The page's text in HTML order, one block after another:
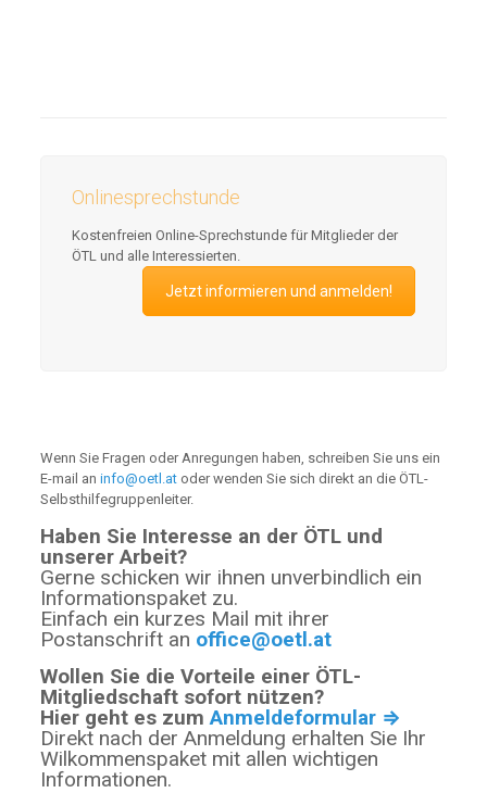
Onlinesprechstunde
Kostenfreien Online-Sprechstunde für Mitglieder der
ÖTL und alle Interessierten.
Jetzt informieren und anmelden!
Wenn Sie Fragen oder Anregungen haben, schreiben Sie uns ein
E-mail an info@oetl.atoder wenden Sie sich direkt an die ÖTL-
Selbsthilfegruppenleiter.
Haben Sie Interesse an der ÖTL und
unserer Arbeit?
Gerne schicken wir ihnen unverbindlich ein
Informationspaket zu.
Einfach ein kurzes Mail mit ihrer
Postanschrift an office@oetl.at
Wollen Sie die Vorteile einer ÖTL-
Mitgliedschaft sofort nützen?
Hier geht es zumAnmeldeformular ⇒
Direkt nach der Anmeldung erhalten Sie Ihr
Wilkommenspaket mit allen wichtigen
Informationen.